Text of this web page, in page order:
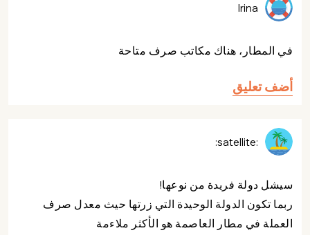
Irina
في المطار، هناك مكاتب صرف متاحة
أضف تعليق
:satellite:
سيشل دولة فريدة من نوعها!
ربما تكون الدولة الوحيدة التي زرتها حيث معدل صرف
العملة في مطار العاصمة هو الأكثر ملاءمة